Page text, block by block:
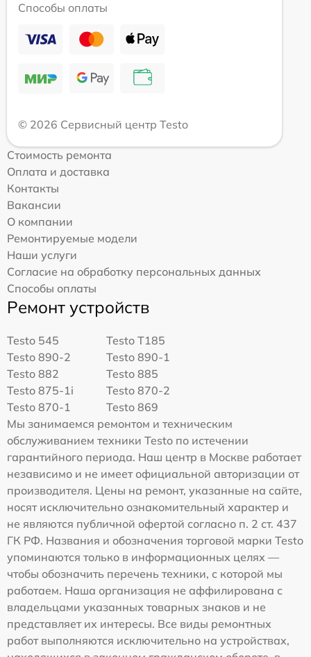
Способы оплаты
© 2026 Сервисный центр Testo
Стоимость ремонта
Оплата и доставка
Контакты
Вакансии
О компании
Ремонтируемые модели
Наши услуги
Согласие на обработку персональных данных
Способы оплаты
Ремонт устройств
Testo 545
Testo T185
Testo 890-2
Testo 890-1
Testo 882
Testo 885
Testo 875-1i
Testo 870-2
Testo 870-1
Testo 869
Мы занимаемся ремонтом и техническим
обслуживанием техники Testo по истечении
гарантийного периода. Наш центр в Москве работает
независимо и не имеет официальной авторизации от
производителя. Цены на ремонт, указанные на сайте,
носят исключительно ознакомительный характер и
не являются публичной офертой согласно п. 2 ст. 437
ГК РФ. Названия и обозначения торговой марки Testo
упоминаются только в информационных целях —
чтобы обозначить перечень техники, с которой мы
работаем. Наша организация не аффилирована с
владельцами указанных товарных знаков и не
представляет их интересы. Все виды ремонтных
работ выполняются исключительно на устройствах,